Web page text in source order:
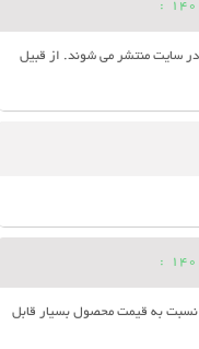
:
سایت منتشر می شوند. از قبیل
:
نسبت به قیمت محصول بسیار قابل